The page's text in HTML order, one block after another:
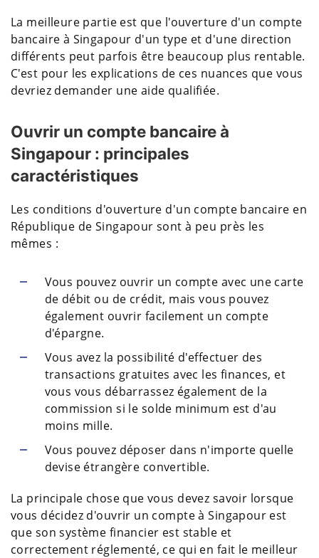
La meilleure partie est que l'ouverture d'un compte
bancaire à Singapour d'un type et d'une direction
différents peut parfois être beaucoup plus rentable.
C'est pour les explications de ces nuances que vous
devriez demander une aide qualifiée.
Ouvrir un compte bancaire à
Singapour : principales
caractéristiques
Les conditions d'ouverture d'un compte bancaire en
République de Singapour sont à peu près les
mêmes :
Vous pouvez ouvrir un compte avec une carte
de débit ou de crédit, mais vous pouvez
également ouvrir facilement un compte
d'épargne.
Vous avez la possibilité d'effectuer des
transactions gratuites avec les finances, et
vous vous débarrassez également de la
commission si le solde minimum est d'au
moins mille.
Vous pouvez déposer dans n'importe quelle
devise étrangère convertible.
La principale chose que vous devez savoir lorsque
vous décidez d'ouvrir un compte à Singapour est
que son système financier est stable et
correctement réglementé, ce qui en fait le meilleur